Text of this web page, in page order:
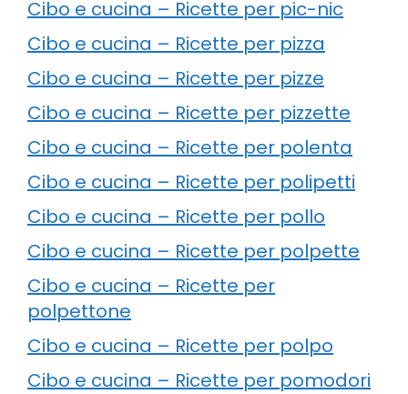
Cibo e cucina – Ricette per pic-nic
Cibo e cucina – Ricette per pizza
Cibo e cucina – Ricette per pizze
Cibo e cucina – Ricette per pizzette
Cibo e cucina – Ricette per polenta
Cibo e cucina – Ricette per polipetti
Cibo e cucina – Ricette per pollo
Cibo e cucina – Ricette per polpette
Cibo e cucina – Ricette per
polpettone
Cibo e cucina – Ricette per polpo
Cibo e cucina – Ricette per pomodori